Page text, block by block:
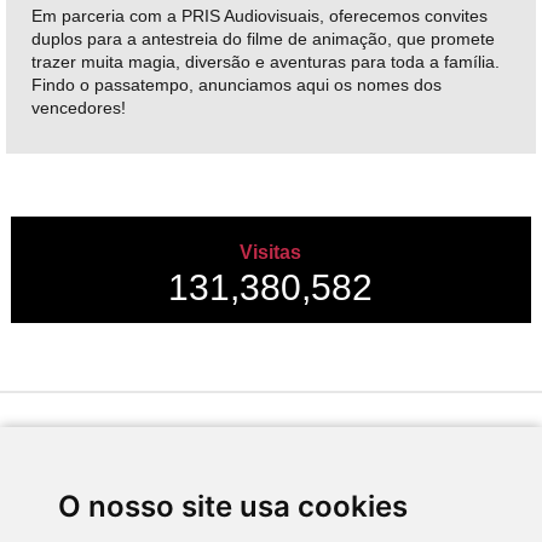
O nosso site usa cookies
Em parceria com a PRIS Audiovisuais, oferecemos convites
duplos para a antestreia do filme de animação, que promete
trazer muita magia, diversão e aventuras para toda a família.
Findo o passatempo, anunciamos aqui os nomes dos
vencedores!
Visitas
131,380,582